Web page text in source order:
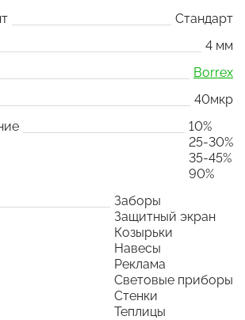
Стандарт
4 мм
Borrex
40мкр
10%
25-30%
35-45%
90%
Заборы
Защитный экран
Козырьки
Навесы
Реклама
Световые приборы
Стенки
Теплицы